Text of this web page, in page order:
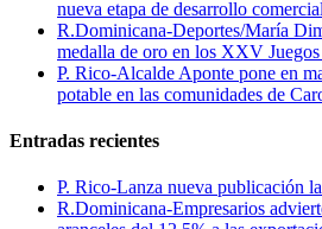
nueva etapa de desarrollo
R.Dominicana-Deportes/María
medalla de oro en los XXV
P. Rico-Alcalde Aponte pone en
potable en las comunidades de
Entradas recientes
P. Rico-Lanza nueva publicación
R.Dominicana-Empresarios